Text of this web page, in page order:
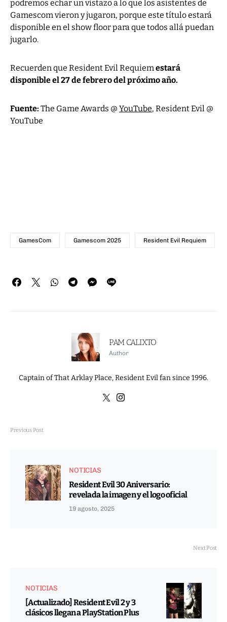
podremos echar un vistazo a lo que los asistentes de
Gamescom vieron y jugaron, porque este título estará
disponible en el show floor para que todos allá puedan
jugarlo.
Recuerden que Resident Evil Requiemestará
disponible el 27 de febrero del próximo año.
Fuente: The Game Awards @ YouTube, Resident Evil @
YouTube
GamesCom Gamescom 2025 Resident Evil Requiem
PAM CALIXTO
Author
Captain of That Arklay Place, Resident Evil fan since 1996.
Previous Post
NOTICIAS
Resident Evil 30 Aniversario:
revelada la imagen y el logo oficial
19 agosto, 2025
Next Post
NOTICIAS
[Actualizado] Resident Evil 2 y 3
clásicos llegan a PlayStation Plus